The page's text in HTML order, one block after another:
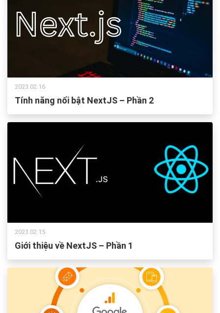
2023.02.16
Tính năng nổi bật NextJS – Phần 2
2023.02.15
Giới thiệu về NextJS – Phần 1